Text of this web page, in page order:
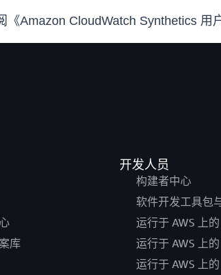
Amazon CloudWatch Synthetics 用
库
开发人员
构建者中心
软件开发工具包
运行于 AWS 上
运行于 AWS 上
运行于 AWS 上